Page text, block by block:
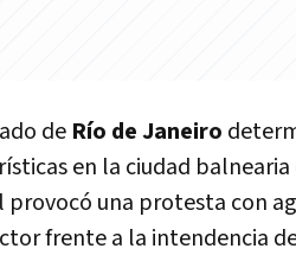
de Río de Janeiro
en la ciudad balnearia
provocó una protesta con
frente a la intendencia